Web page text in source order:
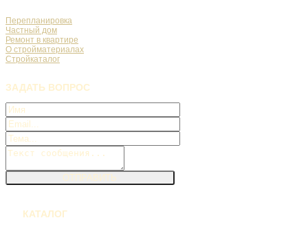
Перепланировка
Частный дом
Ремонт в квартире
О стройматериалах
Стройкаталог
ЗАДАТЬ ВОПРОС
КАТАЛОГ